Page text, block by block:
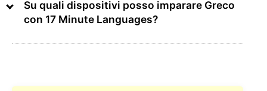
Su quali dispositivi posso imparare Greco
con 17 Minute Languages?